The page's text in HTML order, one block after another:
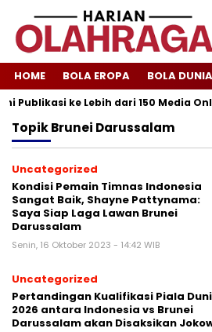
HOME BOLA EROPA BOLA DUNIA
Publikasi ke Lebih dari 150 Media
TopikBrunei Darussalam
Uncategorized
Kondisi Pemain Timnas Indonesia
Sangat Baik, Shayne Pattynama:
Saya Siap Laga Lawan Brunei
Darussalam
Senin, 16 Oktober 2023 - 14:42 WIB
Uncategorized
Pertandingan Kualifikasi Piala
2026 antara Indonesia vs Brunei
Darussalam akan Disaksikan